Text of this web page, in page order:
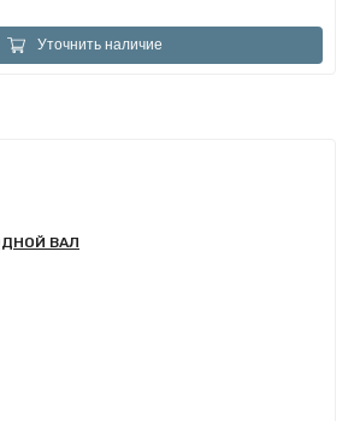
Уточнить наличие
ВАЛ